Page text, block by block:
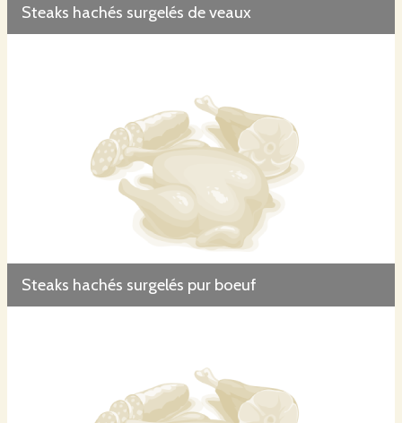
Steaks hachés surgelés de veaux
Steaks hachés surgelés pur boeuf